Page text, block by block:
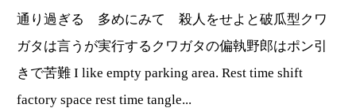
通り過ぎる 多めにみて 殺人をせよと破瓜型クワ
ガタは言うが実行するクワガタの偏執野郎はポン引
きで苦難 I like empty parking area. Rest time shift
factory space rest time tangle...